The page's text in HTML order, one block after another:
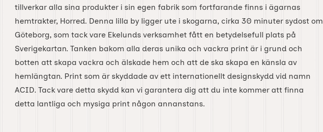
tillverkar alla sina produkter i sin egen fabrik som fortfarande finns i ägarnas
hemtrakter, Horred. Denna lilla by ligger ute i skogarna, cirka 30 minuter sydost om
Göteborg, som tack vare Ekelunds verksamhet fått en betydelsefull plats på
Sverigekartan. Tanken bakom alla deras unika och vackra print är i grund och
botten att skapa vackra och älskade hem och att de ska skapa en känsla av
hemlängtan. Print som är skyddade av ett internationellt designskydd vid namn
ACID. Tack vare detta skydd kan vi garantera dig att du inte kommer att finna
detta lantliga och mysiga print någon annanstans.